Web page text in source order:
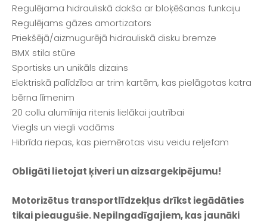
Regulējama hidrauliskā dakša ar bloķēšanas funkciju
Regulējams gāzes amortizators
Priekšējā/aizmugurējā hidrauliskā disku bremze
BMX stila stūre
Sportisks un unikāls dizains
Elektriskā palīdzība ar trim kartēm, kas pielāgotas katra
bērna līmenim
20 collu alumīnija ritenis lielākai jautrībai
Viegls un viegli vadāms
Hibrīda riepas, kas piemērotas visu veidu reljefam
Obligāti lietojat ķiveri un aizsargekipējumu!
Motorizētus transportlīdzekļus drīkst iegādāties
tikai pieaugušie. Nepilngadīgajiem, kas jaunāki